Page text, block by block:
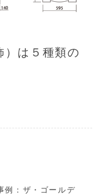
）は５種類の
例：ザ・ゴールデ